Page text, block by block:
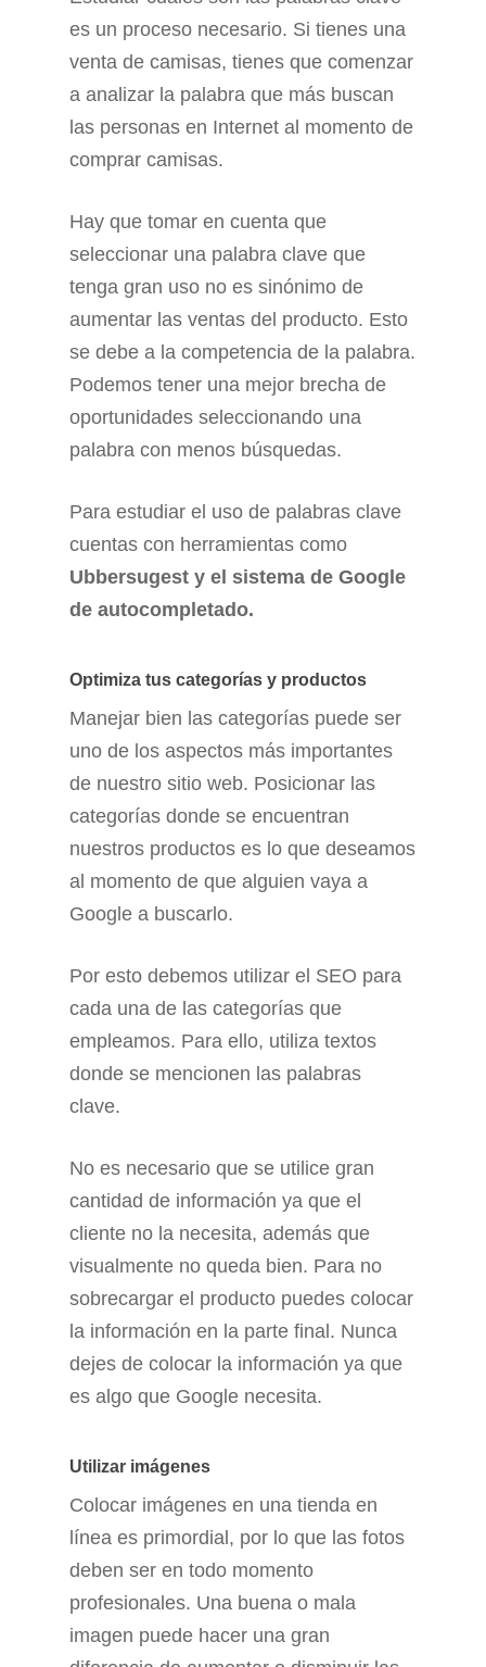
es un proceso necesario. Si tienes una
venta de camisas, tienes que comenzar
a analizar la palabra que más buscan
las personas en Internet al momento de
comprar camisas.
Hay que tomar en cuenta que
seleccionar una palabra clave que
tenga gran uso no es sinónimo de
aumentar las ventas del producto. Esto
se debe a la competencia de la palabra.
Podemos tener una mejor brecha de
oportunidades seleccionando una
palabra con menos búsquedas.
Para estudiar el uso de palabras clave
cuentas con herramientas como
Ubbersugest y el sistema de Google
de autocompletado.
Optimiza tus categorías y productos
Manejar bien las categorías puede ser
uno de los aspectos más importantes
de nuestro sitio web. Posicionar las
categorías donde se encuentran
nuestros productos es lo que deseamos
al momento de que alguien vaya a
Google a buscarlo.
Por esto debemos utilizar el SEO para
cada una de las categorías que
empleamos. Para ello, utiliza textos
donde se mencionen las palabras
clave.
No es necesario que se utilice gran
cantidad de información ya que el
cliente no la necesita, además que
visualmente no queda bien. Para no
sobrecargar el producto puedes colocar
la información en la parte final. Nunca
dejes de colocar la información ya que
es algo que Google necesita.
Utilizar imágenes
Colocar imágenes en una tienda en
línea es primordial, por lo que las fotos
deben ser en todo momento
profesionales. Una buena o mala
imagen puede hacer una gran